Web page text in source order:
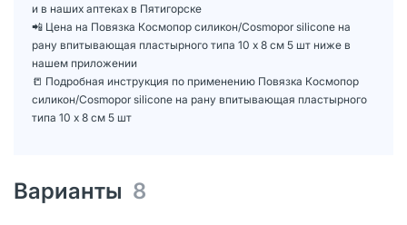
и в наших аптеках в Пятигорске
📲 Цена на Повязка Космопор силикон/Cosmopor silicone на
рану впитывающая пластырного типа 10 х 8 см 5 шт ниже в
нашем приложении
📒 Подробная инструкция по применению Повязка Космопор
силикон/Cosmopor silicone на рану впитывающая пластырного
типа 10 х 8 см 5 шт
Варианты 8